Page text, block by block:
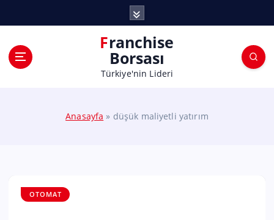
Franchise
Borsası
Türkiye'nin Lideri
Anasayfa » düşük maliyetli yatırım
OTOMAT